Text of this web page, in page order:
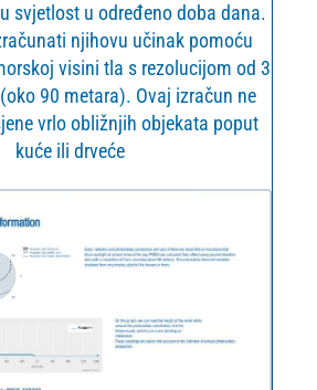
svjetlost u određeno doba dana.
njihovu učinak pomoću
visini tla s rezolucijom od 3
90 metara). Ovaj izračun ne
vrlo obližnjih objekata poput
kuće ili drveće